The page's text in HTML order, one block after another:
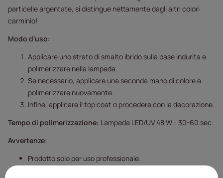
particelle argentate, si distingue nettamente dagli altri colori
carminio!
Modo d'uso:
Applicare uno strato di smalto ibrido sulla base indurita e
polimerizzare nella lampada.
Se necessario, applicare una seconda mano di colore e
polimerizzare nuovamente.
Infine, applicare il top coat o procedere con la decorazione.
Tempo di polimerizzazione: Lampada LED/UV 48 W - 30-60 sec.
Avvertenze:
Prodotto solo per uso professionale.